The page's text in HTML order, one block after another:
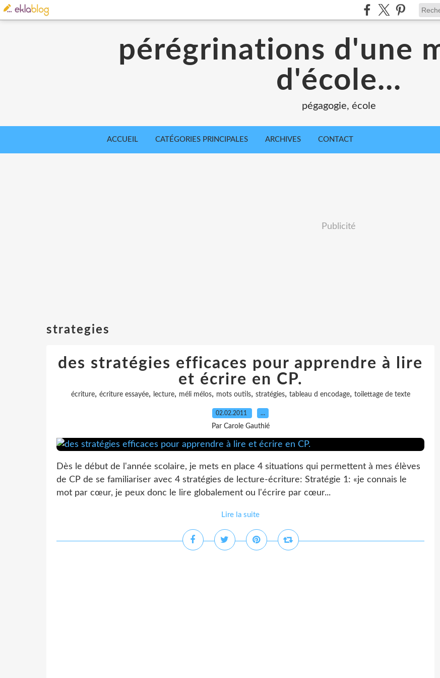
pérégrinations d'une
d'école...
pégagogie, école
ACCUEIL CATÉGORIES PRINCIPALES ARCHIVES CONTACT
Publicité
strategies
des stratégies efficaces pour apprendre à lire
et écrire en CP.
écriture, écriture essayée, lecture, méli mélos, mots outils, stratégies, tableau d encodage, toilettage de texte
02.02.2011 …
Par Carole Gauthié
Dès le début de l'année scolaire, je mets en place 4 situations qui permettent à mes élèves
de CP de se familiariser avec 4 stratégies de lecture-écriture: Stratégie 1: «je connais le
mot par cœur, je peux donc le lire globalement ou l'écrire par cœur...
Lire la suite